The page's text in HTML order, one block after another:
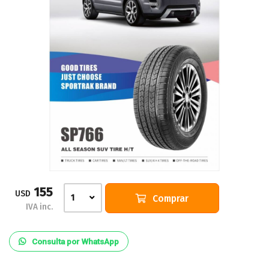
USD 155
IVA inc.
1 Comprar
Consulta por WhatsApp